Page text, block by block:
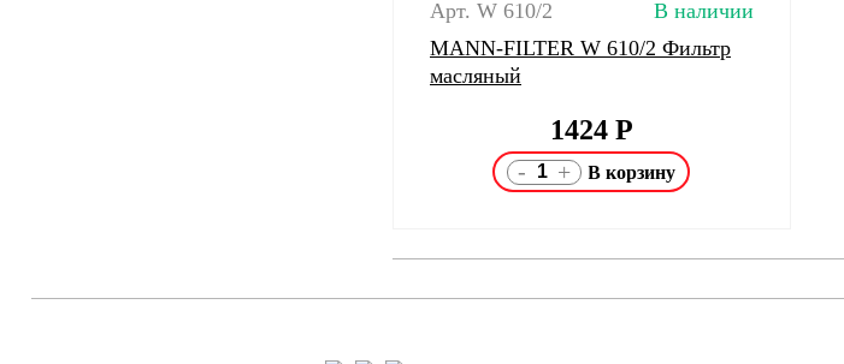
Арт. W 610/2
В наличии
MANN-FILTER W 610/2 Фильтр
масляный
1424 Р
- +